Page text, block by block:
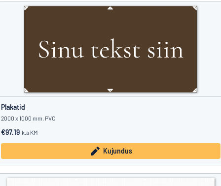
Plakatid
2000 x 1000 mm, PVC
€97.19 k.a KM
Kujundus